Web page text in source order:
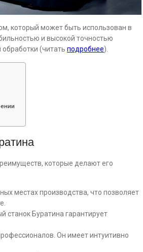
который может быть использован в
и высокой точностью
(читать подробнее).
которые делают его
местах производства, что позволяет
станок Буратина гарантирует
Он имеет интуитивно